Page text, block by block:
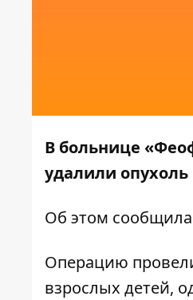
В больнице
удалили опухоль
Об этом сообщила
Операцию
взрослых детей,